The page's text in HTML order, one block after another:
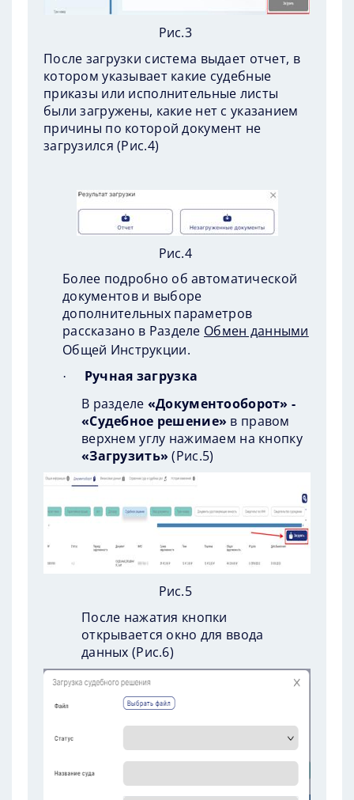
Рис.3
После загрузки система выдает отчет, в
котором указывает какие судебные
приказы или исполнительные листы
были загружены, какие нет с указанием
причины по которой документ не
загрузился (Рис.4)
Рис.4
Более подробно об автоматической
документов и выборе
дополнительных параметров
рассказано в Разделе Обмен данными
Общей Инструкции.
·
Ручная загрузка
В разделе «Документооборот» -
«Судебное решение» в правом
верхнем углу нажимаем на кнопку
«Загрузить» (Рис.5)
Рис.5
После нажатия кнопки
открывается окно для ввода
данных (Рис.6)